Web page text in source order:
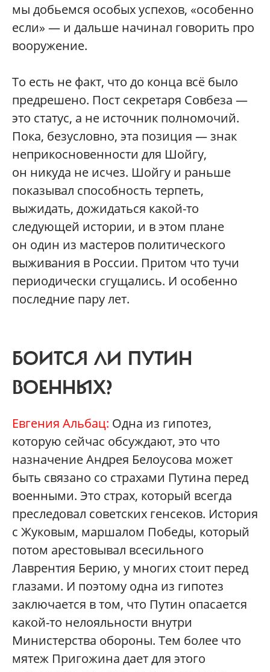
мы добьемся особых успехов, «особенно
если» — и дальше начинал говорить про
вооружение.
То есть не факт, что до конца всё было
предрешено. Пост секретаря Совбеза —
это статус, а не источник полномочий.
Пока, безусловно, эта позиция — знак
неприкосновенности для Шойгу,
он никуда не исчез. Шойгу и раньше
показывал способность терпеть,
выжидать, дожидаться какой-то
следующей истории, и в этом плане
он один из мастеров политического
выживания в России. Притом что тучи
периодически сгущались. И особенно
последние пару лет.
БОИТСЯ ЛИ ПУТИН
ВОЕННЫХ?
Евгения Альбац: Одна из гипотез,
которую сейчас обсуждают, это что
назначение Андрея Белоусова может
быть связано со страхами Путина перед
военными. Это страх, который всегда
преследовал советских генсеков. История
с Жуковым, маршалом Победы, который
потом арестовывал всесильного
Лаврентия Берию, у многих стоит перед
глазами. И поэтому одна из гипотез
заключается в том, что Путин опасается
какой-то нелояльности внутри
Министерства обороны. Тем более что
мятеж Пригожина дает для этого